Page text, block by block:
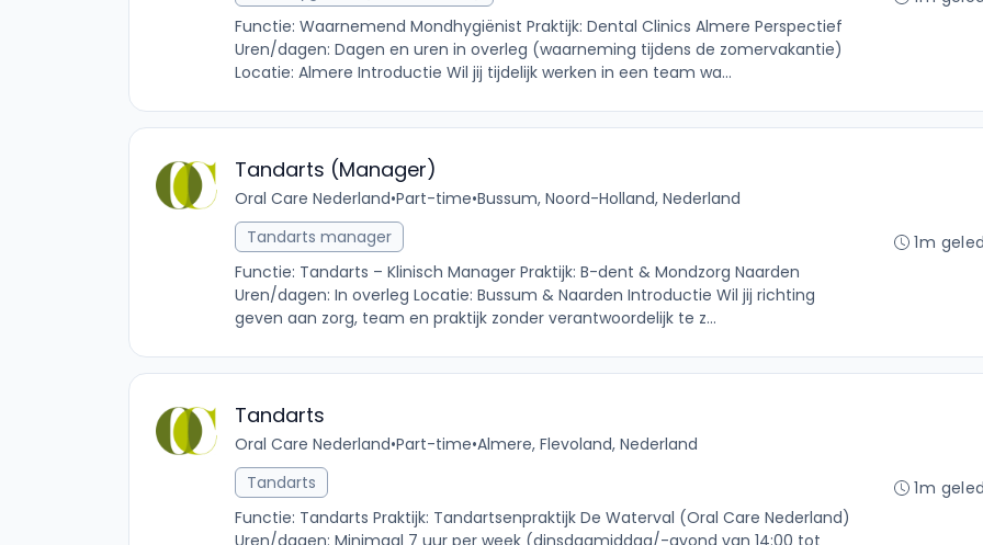
Functie: Waarnemend Mondhygiënist Praktijk: Dental Clinics Almere Perspectief
Uren/dagen: Dagen en uren in overleg (waarneming tijdens de zomervakantie)
Locatie: Almere Introductie Wil jij tijdelijk werken in een team wa...
Tandarts (Manager)
Oral Care Nederland•Part-time•Bussum, Noord-Holland, Nederland
Tandarts manager
Functie: Tandarts – Klinisch Manager Praktijk: B-dent & Mondzorg Naarden
Uren/dagen: In overleg Locatie: Bussum & Naarden Introductie Wil jij richting
geven aan zorg, team en praktijk zonder verantwoordelijk te z...
1m
Tandarts
Oral Care Nederland•Part-time•Almere, Flevoland, Nederland
Tandarts
Functie: Tandarts Praktijk: Tandartsenpraktijk De Waterval (Oral Care Nederland)
Uren/dagen: Minimaal 7 uur per week (dinsdagmiddag/-avond van 14:00 tot
1m